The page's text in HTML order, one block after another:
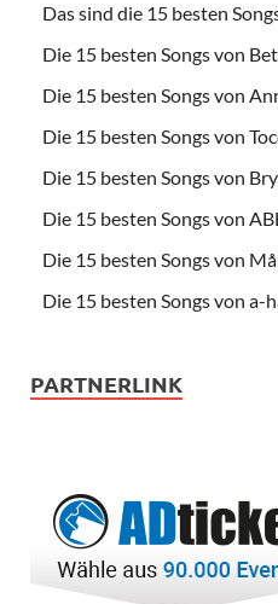
Das sind die 15 besten
Die 15 besten Songs von
Die 15 besten Songs von
Die 15 besten Songs von
Die 15 besten Songs von
Die 15 besten Songs von
Die 15 besten Songs von
Die 15 besten Songs von a-
PARTNERLINK